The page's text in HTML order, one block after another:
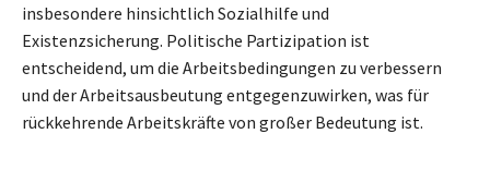
insbesondere hinsichtlich Sozialhilfe und
Existenzsicherung. Politische Partizipation ist
entscheidend, um die Arbeitsbedingungen zu verbessern
und der Arbeitsausbeutung entgegenzuwirken, was für
rückkehrende Arbeitskräfte von großer Bedeutung ist.